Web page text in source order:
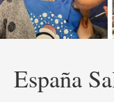
España